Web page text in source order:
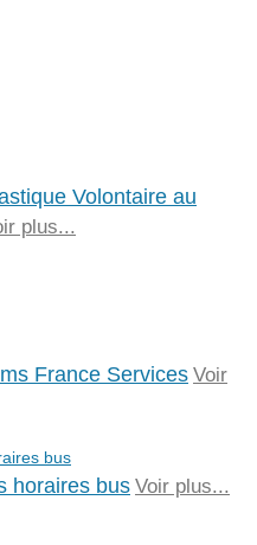
Volontaire au
plus...
France Services Voir
horaires bus Voir plus...